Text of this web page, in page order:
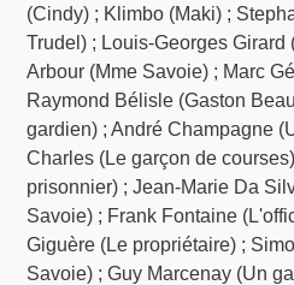
(Cindy) ; Klimbo (Maki) ;
Trudel) ; Louis-Georges
Arbour (Mme Savoie) ; Marc
Raymond Bélisle (Gaston
gardien) ; André Champagne
Charles (Le garçon de
prisonnier) ; Jean-Marie Da
Savoie) ; Frank Fontaine
Giguère (Le propriétaire) ;
Savoie) ; Guy Marcenay (Un